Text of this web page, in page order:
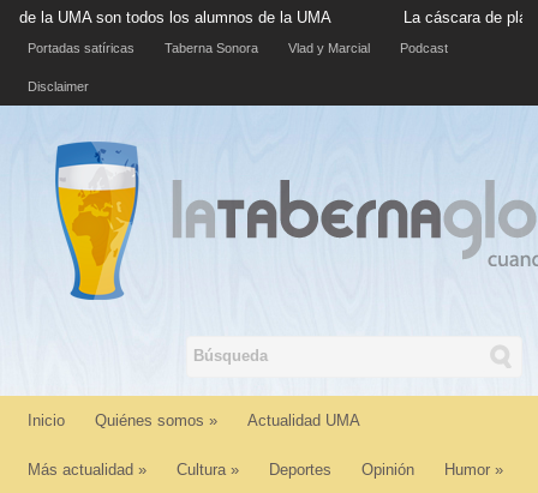
UMA son todos los alumnos de la UMA La cáscara de plátano
Portadas satíricas Taberna Sonora Vlad y Marcial Podcast
Disclaimer
Inicio Quiénes somos » Actualidad UMA
Más actualidad » Cultura» Deportes Opinión Humor »